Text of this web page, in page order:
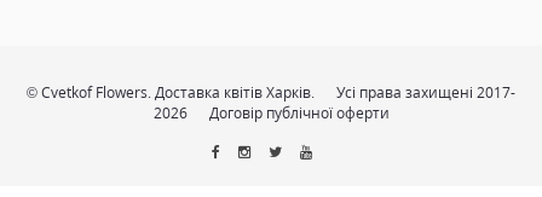
© Cvetkof Flowers. Доставка квітів Харків.
Усі права захищені 2017-
2026
Договір публічної оферти